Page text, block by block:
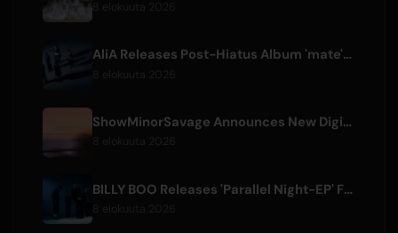
AliA Releases Post-Hiatus Album 'mate', Announces Tokyo Live
ShowMinorSavage Announces New Digital Single 'Gradation'
BILLY BOO Releases 'Parallel Night-EP' Featuring TV Drama Theme Song